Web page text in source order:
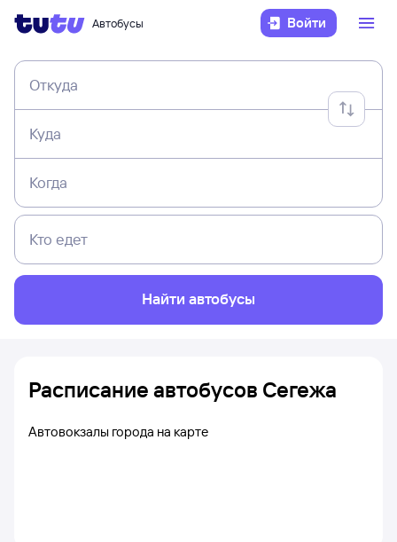
Автобусы Войти
Откуда
Куда
Когда
Кто едет
Найти автобусы
Расписание автобусов Сегежа
Автовокзалы города на карте